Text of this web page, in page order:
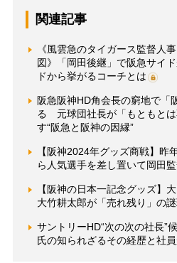
関連記事
《風雲急のタイガース監督人
図》「岡田後継」で阪急サイ
ドから挙がるコーチとは
阪急阪神HD角会長の窮地で「
る 元球団社長が「もともと
す“阪急と阪神の因縁”
【阪神2024年グッズ商戦】昨
ら人気選手を差し置いて岡田
【阪神の日本一記念グッズ】
大竹耕太郎が「売れ残り」の
サントリーHD“次の次の社長
氏の知られざるその経歴と社